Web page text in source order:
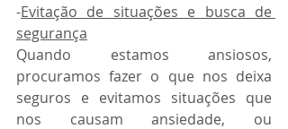
-Evitação de situações e busca de
segurança
Quando estamos ansiosos,
procuramos fazer o que nos deixa
seguros e evitamos situações que
nos causam ansiedade, ou